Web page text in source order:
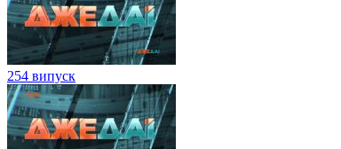
254 випуск